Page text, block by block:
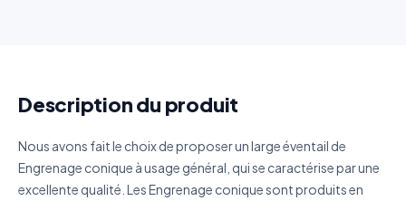
Description du produit
Nous avons fait le choix de proposer un large éventail de
Engrenage conique à usage général, qui se caractérise par une
excellente qualité. Les Engrenage conique sont produits en
Référence produit